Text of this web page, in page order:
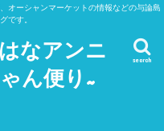
オーシャンマーケットの情報などの与論島
です。
なアンニ
ん便り~
search